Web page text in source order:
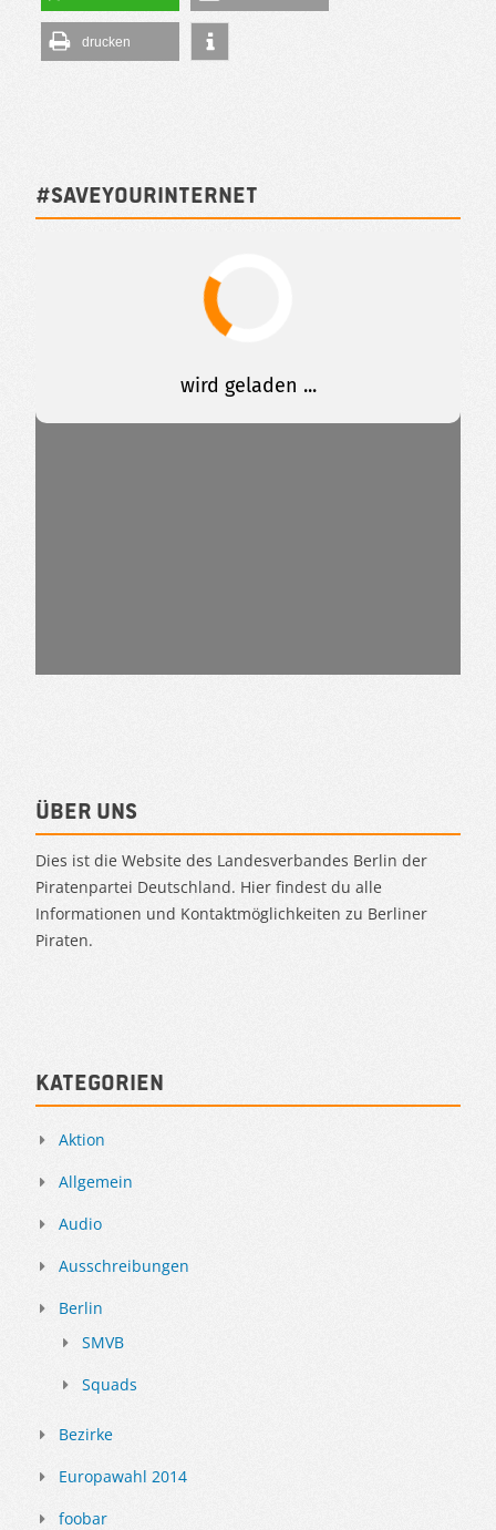
drucken
#SAVEYOURINTERNET
Über uns
Dies ist die Website des Landesverbandes Berlin der
Piratenpartei Deutschland. Hier findest du alle
Informationen und Kontaktmöglichkeiten zu Berliner
Piraten.
Kategorien
Aktion
Allgemein
Audio
Ausschreibungen
Berlin
SMVB
Squads
Bezirke
Europawahl 2014
foobar